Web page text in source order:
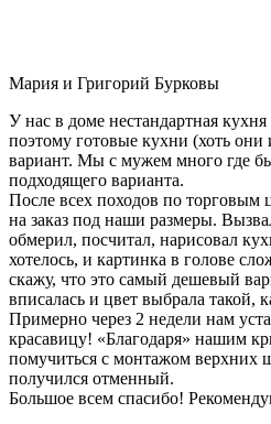
Мария и Григорий Бурковы
У нас в доме нестандартная
поэтому готовые кухни (хоть
вариант. Мы с мужем много где
подходящего варианта.
После всех походов по торговым
на заказ под наши размеры.
обмерил, посчитал, нарисовал
хотелось, и картинка в голове
скажу, что это самый дешевый
вписалась и цвет выбрала такой,
Примерно через 2 недели нам
красавицу! «Благодаря» нашим
помучиться с монтажом верхних
получился отменный.
Большое всем спасибо!